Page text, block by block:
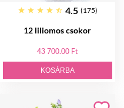
4.5 (175)
12 liliomos csokor
43 700.00 Ft
KOSÁRBA